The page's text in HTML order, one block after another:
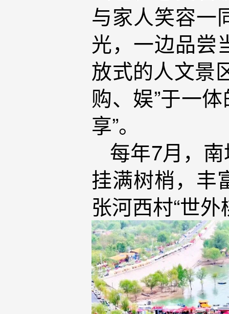
与家人笑容一
光，一边品尝
放式的人文景
购、娱”于一
享”。
每年7月，
挂满树梢，丰
张河西村“世